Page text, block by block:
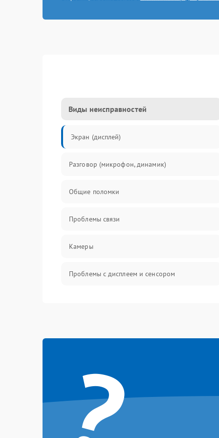
Виды неисправностей
Экран (дисплей)
Разговор (микрофон, динамик)
Общие поломки
Проблемы связи
Камеры
Проблемы с дисплеем и сенсором
аккумулятором